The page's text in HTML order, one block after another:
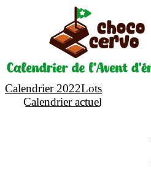
Calendrier 2022Lots
Calendrier actuel